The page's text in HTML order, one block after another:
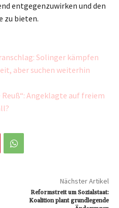
entgegenzuwirken und den
zu bieten.
Solinger kämpfen
aber suchen weiterhin
Angeklagte auf freiem
Nächster Artikel
Reformstreit um Sozialstaat:
Koalition plant grundlegende